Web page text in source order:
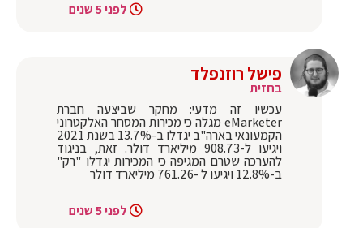
לפני 5 שנים
פישל רוזנפלד
בחזית
עכשיו זה מדעי: מחקר שביצעה חברת
eMarketer מגלה כי מכירות המסחר האלקטרוני
הקמעונאי בארה"ב יגדלו ב-13.7% בשנת 2021
ויגיעו ל-908.73 מיליארד דולר. זאת, בניגוד
להערכה שטרם המגיפה כי המכירות יגדלו "רק"
ב-12.8% ויגיעו ל -761.26 מיליארד דולר
לפני 5 שנים